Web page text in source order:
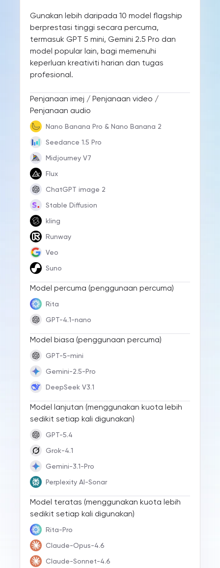
Gunakan lebih daripada 10 model flagship
berprestasi tinggi secara percuma,
termasuk GPT 5 mini, Gemini 2.5 Pro dan
model popular lain, bagi memenuhi
keperluan kreativiti harian dan tugas
profesional.
Penjanaan imej / Penjanaan video /
Penjanaan audio
Nano Banana Pro & Nano Banana 2
Seedance 1.5 Pro
Midjourney V7
Flux
ChatGPT image 2
Stable Diffusion
kling
Runway
Veo
Suno
Model percuma (penggunaan percuma)
Rita
GPT-4.1-nano
Model biasa (penggunaan percuma)
GPT-5-mini
Gemini-2.5-Pro
DeepSeek V3.1
Model lanjutan (menggunakan kuota lebih
sedikit setiap kali digunakan)
GPT-5.4
Grok-4.1
Gemini-3.1-Pro
Perplexity AI-Sonar
Model teratas (menggunakan kuota lebih
sedikit setiap kali digunakan)
Rita-Pro
Claude-Opus-4.6
Claude-Sonnet-4.6